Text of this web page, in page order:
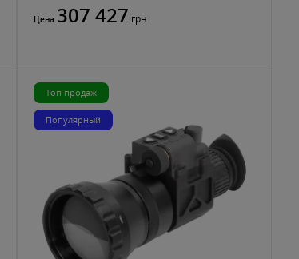
Цена:307 427 грн
Топ продаж
Популярный